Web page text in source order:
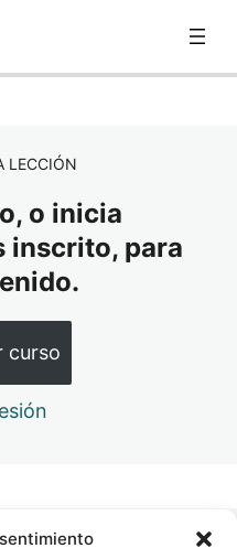
LECCIÓN
o inicia
inscrito, para
curso
urinario
de la Micción
de
de Sondaje